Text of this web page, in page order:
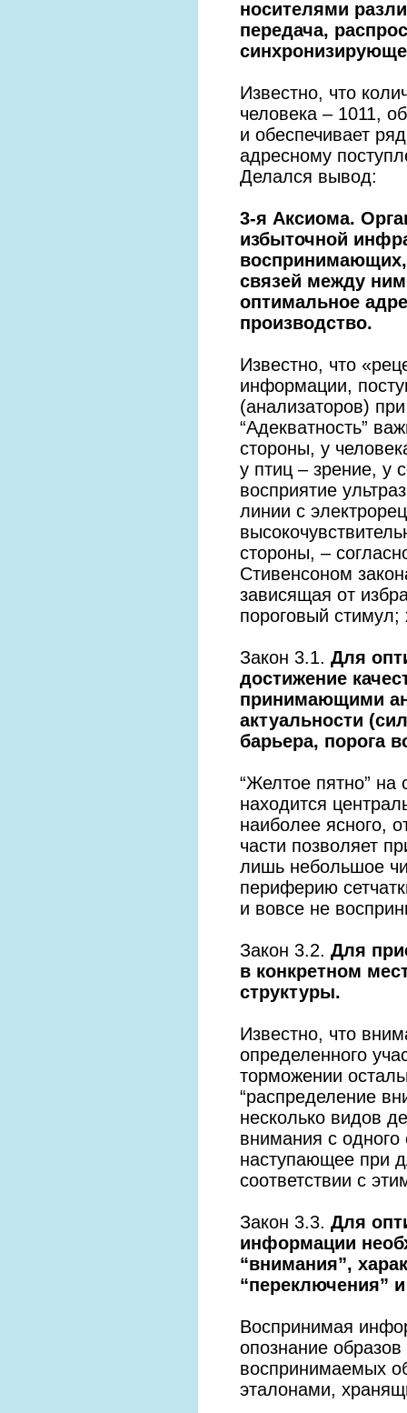
носителями
передача,
Известно, что
человека – 1011,
и обеспечивает
адресному
Делался вывод:
3-я Аксиома.
избыточной
связей между
оптимальное
производство.
Известно, что
информации,
(анализаторов)
“Адекватность”
стороны, у
у птиц – зрение, у
восприятие
линии с
стороны, –
Стивенсоном
зависящая от
пороговый
Закон 3.1. Для
достижение
принимающими
актуальности
барьера, порога
“Желтое пятно” на
находится
наиболее ясного,
части позволяет
лишь небольшое
периферию
и вовсе не
Закон 3.2. Для
в конкретном
структуры.
Известно, что
определенного
торможении
“распределение
несколько видов
внимания с
наступающее при
соответствии с
Закон 3.3. Для
информации
“внимания”,
“переключения”
Воспринимая
опознание
воспринимаемых
эталонами,